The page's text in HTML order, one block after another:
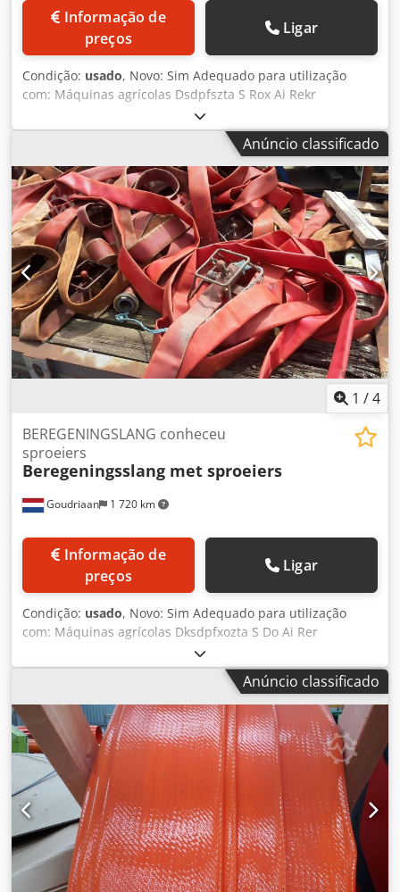
preços
Ligar
Condição: usado, Novo: Sim Adequado para utilização
com: Máquinas agrícolas Dsdpfszta S Rox Ai Rekr
Anúncio classificado
1 /4
Goudriaan 1 720 km
BEREGENINGSLANG conheceu
sproeiers
Beregeningsslang met sproeiers
preços
Ligar
Condição: usado, Novo: Sim Adequado para utilização
com: Máquinas agrícolas Dksdpfxozta S Do Ai Rer
Anúncio classificado